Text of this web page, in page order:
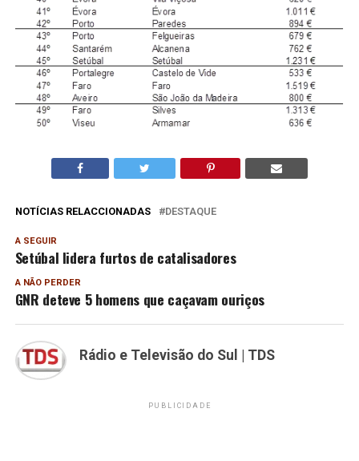
NOTÍCIAS RELACCIONADAS DESTAQUE
A SEGUIR
Setúbal lidera furtos de catalisadores
A NÃO PERDER
GNR deteve 5 homens que caçavam ouriços
Rádio e Televisão do Sul | TDS
PUBLICIDADE